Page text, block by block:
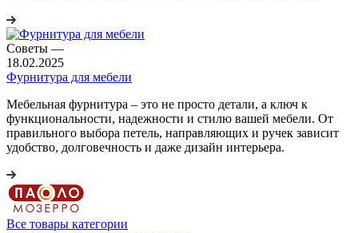
Советы —
18.02.2025
Фурнитура для мебели
Мебельная фурнитура – это не просто детали, а ключ к
функциональности, надежности и стилю вашей мебели. От
правильного выбора петель, направляющих и ручек зависит
удобство, долговечность и даже дизайн интерьера.
Все товары категории